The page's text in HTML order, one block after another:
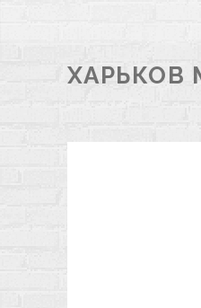
ХАРЬКОВ